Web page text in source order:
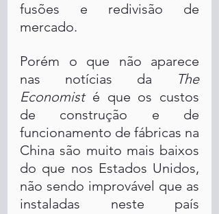
fusões e redivisão de
mercado.
Porém o que não aparece
nas notícias da
The
Economist é que os custos
de construção e de
funcionamento de fábricas na
China são muito mais baixos
do que nos Estados Unidos,
não sendo improvável que as
instaladas neste país